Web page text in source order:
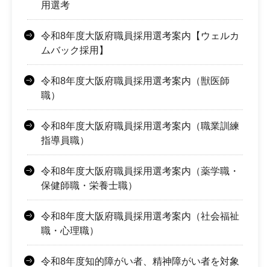
用選考
令和8年度大阪府職員採用選考案内【ウェルカ
ムバック採用】
令和8年度大阪府職員採用選考案内（獣医師
職）
令和8年度大阪府職員採用選考案内（職業訓練
指導員職）
令和8年度大阪府職員採用選考案内（薬学職・
保健師職・栄養士職）
令和8年度大阪府職員採用選考案内（社会福祉
職・心理職）
令和8年度知的障がい者、精神障がい者を対象